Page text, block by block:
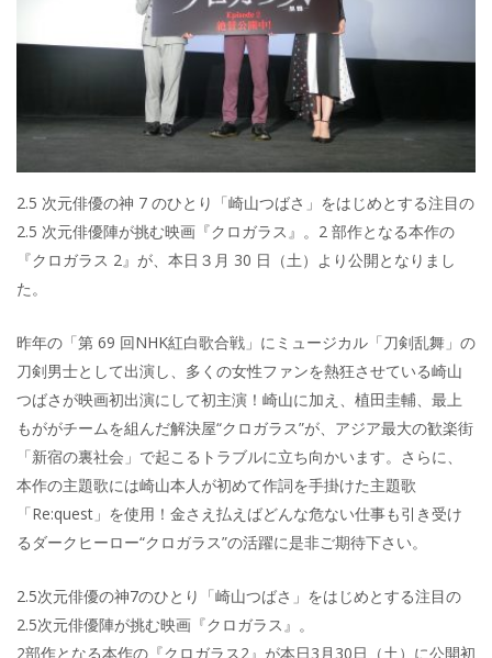
2.5 次元俳優の神 7 のひとり「崎山つばさ」をはじめとする注目の
2.5 次元俳優陣が挑む映画『クロガラス』。2 部作となる本作の
『クロガラス 2』が、本日３月 30 日（土）より公開となりまし
た。
昨年の「第 69 回NHK紅白歌合戦」にミュージカル「刀剣乱舞」の
刀剣男士として出演し、多くの女性ファンを熱狂させている崎山
つばさが映画初出演にして初主演！崎山に加え、植田圭輔、最上
もががチームを組んだ解決屋“クロガラス”が、アジア最大の歓楽街
「新宿の裏社会」で起こるトラブルに立ち向かいます。さらに、
本作の主題歌には崎山本人が初めて作詞を手掛けた主題歌
「Re:quest」を使用！金さえ払えばどんな危ない仕事も引き受け
るダークヒーロー“クロガラス”の活躍に是非ご期待下さい。
2.5次元俳優の神7のひとり「崎山つばさ」をはじめとする注目の
2.5次元俳優陣が挑む映画『クロガラス』。
2部作となる本作の『クロガラス2』が本日3月30日（土）に公開初